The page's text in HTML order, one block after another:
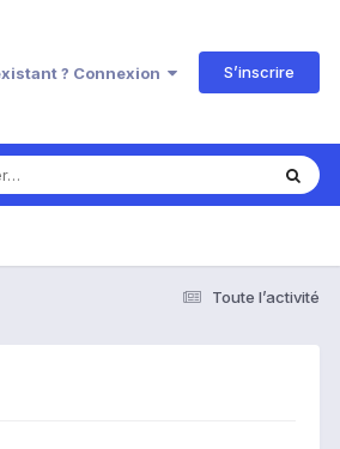
? Connexion S’inscrire
Toute l’activité